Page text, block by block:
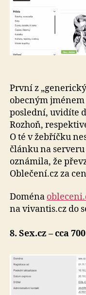
První z
obecným
poslední, uvidíte
Rozhoň,
O té v žebříčku
článku na
oznámila, že
Oblečení.cz za
Doména
na vivantis.cz do
8. Sex.cz – cca